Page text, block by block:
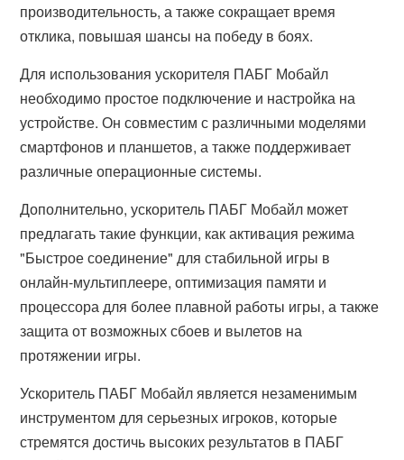
производительность, а также сокращает время
отклика, повышая шансы на победу в боях.
Для использования ускорителя ПАБГ Мобайл
необходимо простое подключение и настройка на
устройстве. Он совместим с различными моделями
смартфонов и планшетов, а также поддерживает
различные операционные системы.
Дополнительно, ускоритель ПАБГ Мобайл может
предлагать такие функции, как активация режима
"Быстрое соединение" для стабильной игры в
онлайн-мультиплеере, оптимизация памяти и
процессора для более плавной работы игры, а также
защита от возможных сбоев и вылетов на
протяжении игры.
Ускоритель ПАБГ Мобайл является незаменимым
инструментом для серьезных игроков, которые
стремятся достичь высоких результатов в ПАБГ